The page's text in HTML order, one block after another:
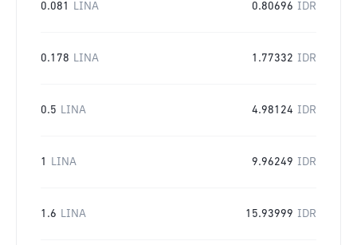
0.081 LINA 0.80696 IDR
0.178 LINA 1.77332 IDR
0.5 LINA 4.98124 IDR
1 LINA 9.96249 IDR
1.6 LINA 15.93999 IDR